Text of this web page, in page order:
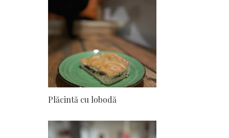
Plăcintă cu lobodă